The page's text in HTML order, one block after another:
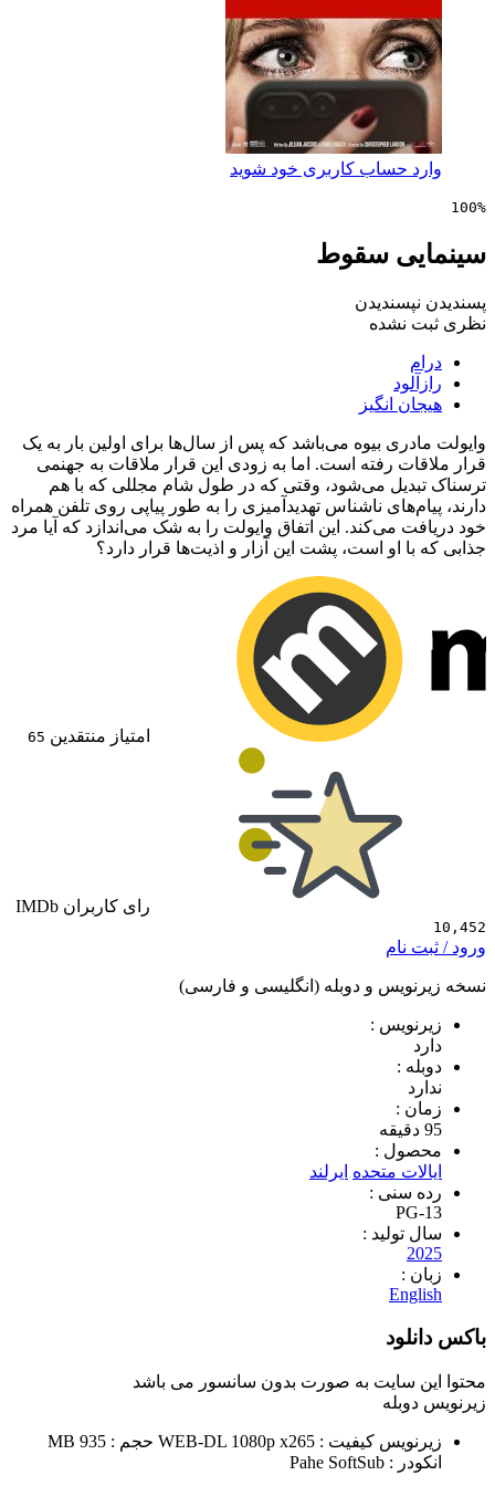
حساب کاربری خود شوید
سقوط
نشده
انگیز
بیوه می‌باشد که پس از سال‌ها برای اولین بار به یک
رفته است. اما به زودی این قرار ملاقات به جهنمی
می‌شود، وقتی که در طول شام مجللی که با هم
ناشناس تهدیدآمیزی را به طور پیاپی روی تلفن همراه
می‌کند. این اتفاق وایولت را به شک می‌اندازد که آیا مرد
او است، پشت این آزار و اذیت‌ها قرار دارد؟
امتیاز منتقدین 65
رای کاربران IMDb
نام
و دوبله (انگلیسی و فارسی)
:
:
متحده ایرلند
سنی :
:
سایت به صورتبدون سانسورمی باشد
کیفیت : WEB-DL 1080p x265
حجم : 935 MB
SoftSub